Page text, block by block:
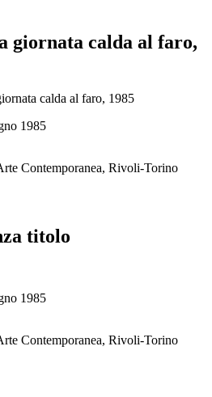
giornata calda al faro,
1985
Contemporanea, Rivoli-Torino
titolo
1985
Contemporanea, Rivoli-Torino